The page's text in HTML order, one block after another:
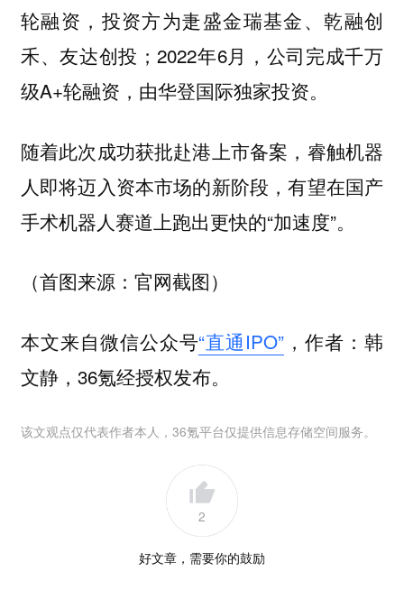
轮融资，投资方为疌盛金瑞基金、乾融创
禾、友达创投；2022年6月，公司完成千万
级A+轮融资，由华登国际独家投资。
随着此次成功获批赴港上市备案，睿触机器
人即将迈入资本市场的新阶段，有望在国产
手术机器人赛道上跑出更快的“加速度”。
（首图来源：官网截图）
本文来自微信公众号“直通IPO” ，作者：韩
文静，36氪经授权发布。
该文观点仅代表作者本人，36氪平台仅提供信息存储空间服务。
2
好文章，需要你的鼓励